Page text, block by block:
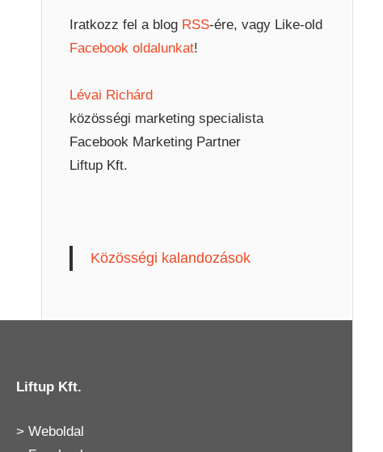
Iratkozz fel a blog RSS-ére, vagy Like-old
Facebook oldalunkat!
Lévai Richárd
közösségi marketing specialista
Facebook Marketing Partner
Liftup Kft.
Közösségi kalandozások
Liftup Kft.
>Weboldal